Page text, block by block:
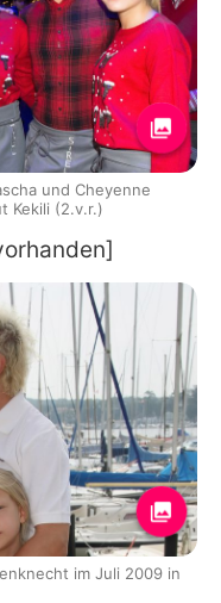
und Cheyenne
Kekili (2.v.r.)
im Juli 2009 in